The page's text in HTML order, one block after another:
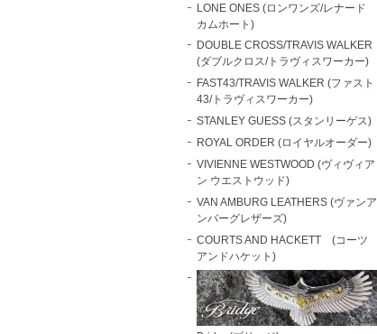
LONE ONES (ロンワンズ/レナード
カムホート)
DOUBLE CROSS/TRAVIS WALKER
(ダブルクロス/トラヴィスワーカー)
FAST43/TRAVIS WALKER (ファスト
43/トラヴィスワーカー)
STANLEY GUESS (スタンリーゲス)
ROYAL ORDER (ロイヤルオーダー)
VIVIENNE WESTWOOD (ヴィヴィア
ン ウエストウッド)
VAN AMBURG LEATHERS (ヴァンア
ンバーグレザーズ)
COURTS AND HACKETT (コーツ
アンドハケット)